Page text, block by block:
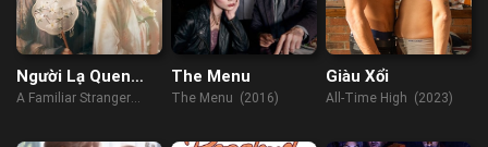
Người Lạ Quen
Thuộc
A Familiar Stranger
The Menu
The Menu (2016)
Giàu Xổi
All-Time High (2023)